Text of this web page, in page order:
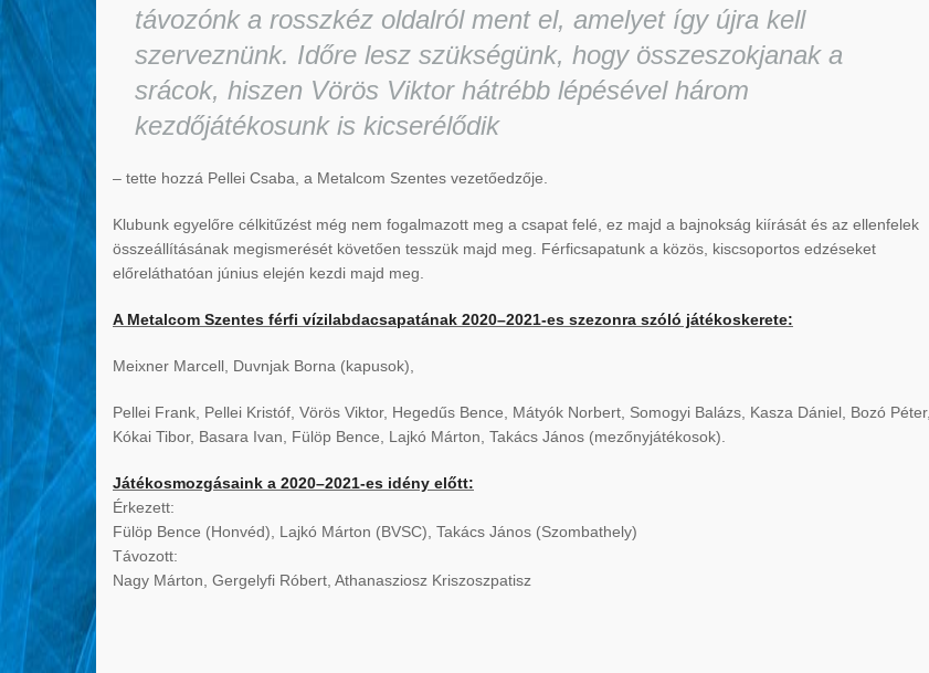
távozónk a rosszkéz oldalról ment el, amelyet így újra kell
szerveznünk. Időre lesz szükségünk, hogy összeszokjanak a
srácok, hiszen Vörös Viktor hátrébb lépésével három
kezdőjátékosunk is kicserélődik
– tette hozzá Pellei Csaba, a Metalcom Szentes vezetőedzője.
Klubunk egyelőre célkitűzést még nem fogalmazott meg a csapat felé, ez majd a bajnokság kiírását és az ellenfelek
összeállításának megismerését követően tesszük majd meg. Férficsapatunk a közös, kiscsoportos edzéseket
előreláthatóan június elején kezdi majd meg.
A Metalcom Szentes férfi vízilabdacsapatának 2020–2021-es szezonra szóló játékoskerete:
Meixner Marcell, Duvnjak Borna (kapusok),
Pellei Frank, Pellei Kristóf, Vörös Viktor, Hegedűs Bence, Mátyók Norbert, Somogyi Balázs, Kasza Dániel, Bozó Péter,
Kókai Tibor, Basara Ivan, Fülöp Bence, Lajkó Márton, Takács János (mezőnyjátékosok).
Játékosmozgásaink a 2020–2021-es idény előtt:
Érkezett:
Fülöp Bence (Honvéd), Lajkó Márton (BVSC), Takács János (Szombathely)
Távozott:
Nagy Márton, Gergelyfi Róbert, Athanasziosz Kriszoszpatisz